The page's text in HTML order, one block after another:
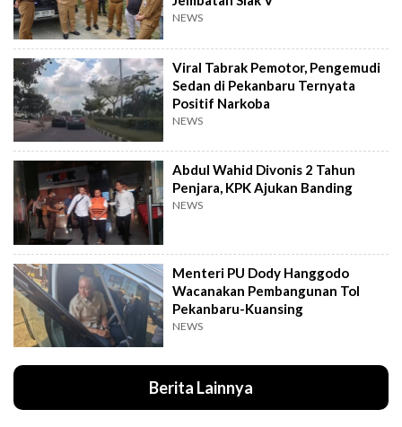
NEWS
Viral Tabrak Pemotor, Pengemudi
Sedan di Pekanbaru Ternyata
Positif Narkoba
NEWS
Abdul Wahid Divonis 2 Tahun
Penjara, KPK Ajukan Banding
NEWS
Menteri PU Dody Hanggodo
Wacanakan Pembangunan Tol
Pekanbaru-Kuansing
NEWS
Berita Lainnya